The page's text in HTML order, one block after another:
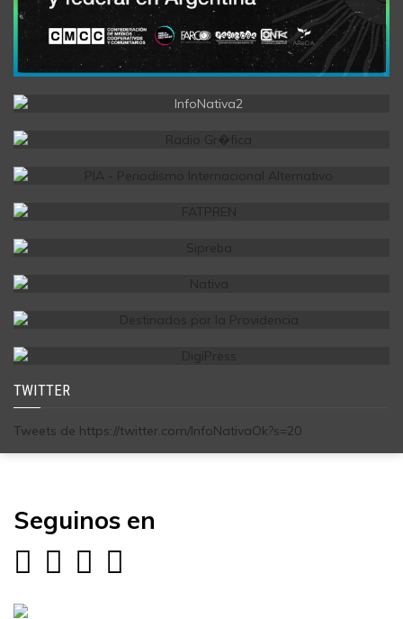
TWITTER
Tweets de https://twitter.com/InfoNativaOk?s=20
Seguinos en